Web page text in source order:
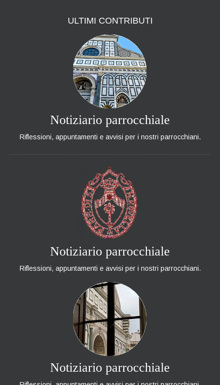
ULTIMI CONTRIBUTI
Notiziario parrocchiale
Riflessioni, appuntamenti e avvisi per i nostri parrocchiani.
Notiziario parrocchiale
Riflessioni, appuntamenti e avvisi per i nostri parrocchiani.
Notiziario parrocchiale